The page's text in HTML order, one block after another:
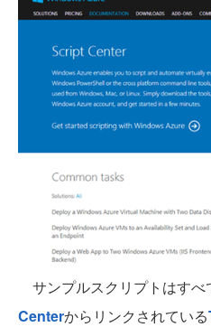
サンプルスクリプトはすべ
Centerからリンクされている